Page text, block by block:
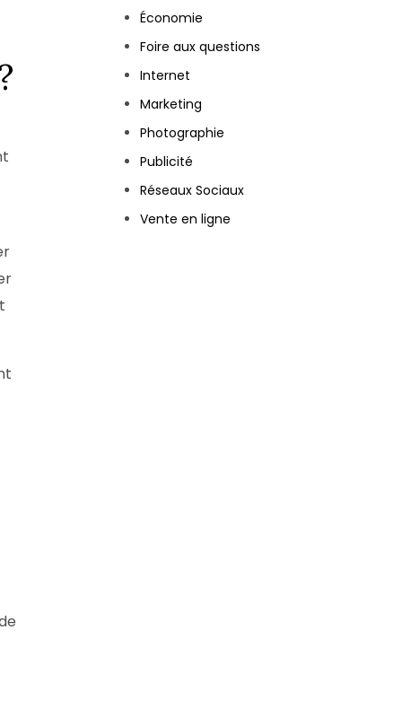
Économie
Foire aux questions
Internet
Marketing
Photographie
Publicité
Réseaux Sociaux
Vente en ligne